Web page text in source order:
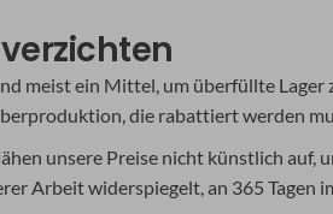
meist ein Mittel, um überfüllte Lager
die rabattiert werden
unsere Preise nicht künstlich auf,
Arbeit widerspiegelt, an 365 Tagen